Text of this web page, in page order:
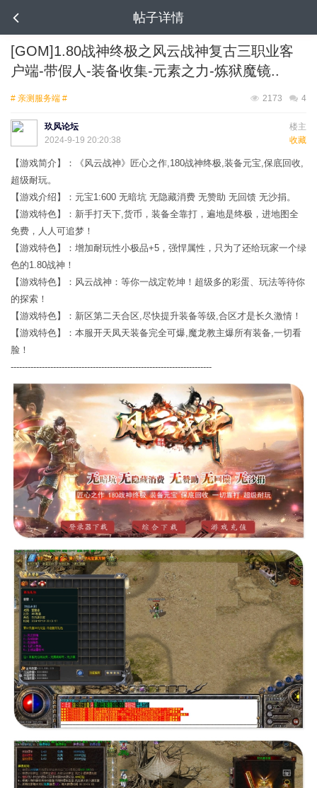
帖子详情
[GOM]1.80战神终极之风云战神复古三职业客
户端-带假人-装备收集-元素之力-炼狱魔镜..
# 亲测服务端 # 4
2173
楼主
玖风论坛
收藏
2024-9-19 20:20:38
【游戏简介】：《风云战神》匠心之作,180战神终极,装备元宝,保底回收,
超级耐玩。
【游戏介绍】：元宝1:600 无暗坑 无隐藏消费 无赞助 无回馈 无沙捐。
【游戏特色】：新手打天下,货币，装备全靠打，遍地是终极，进地图全
免费，人人可追梦！
【游戏特色】：增加耐玩性小极品+5，强悍属性，只为了还给玩家一个绿
色的1.80战神！
【游戏特色】：风云战神：等你一战定乾坤！超级多的彩蛋、玩法等待你
的探索！
【游戏特色】：新区第二天合区,尽快提升装备等级,合区才是长久激情！
【游戏特色】：本服开天凤天装备完全可爆,魔龙教主爆所有装备,一切看
脸！
-----------------------------------------------------------------------